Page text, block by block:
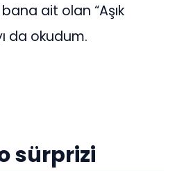
ait olan “Aşık
da okudum.
sürprizi